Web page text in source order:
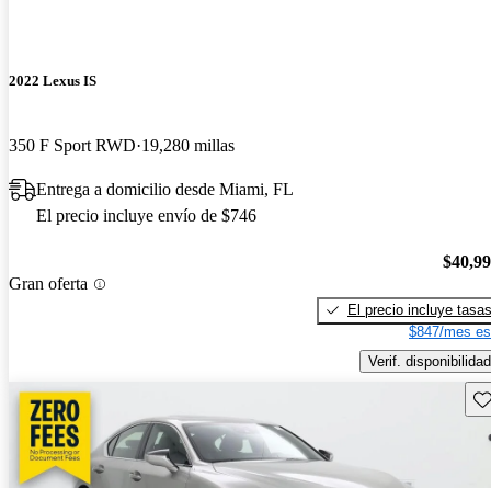
2022 Lexus IS
350 F Sport RWD 19,280 millas
Entrega a domicilio desde Miami, FL
El precio incluye envío de $746
Gran oferta
El precio incluye tasas
$847/mes
Verif. disponibilidad